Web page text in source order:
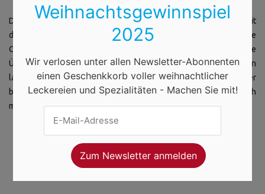
Die Adventszeit ist eine Zeit der Freude und des Gebens – und mit
dem Gewinnspiel-Adventskalender von GewinnArena haben Sie die
Chance, sich selbst oder anderen eine unvergessliche
Überraschung zu bereiten. Ob Sie ein neuer Besucher oder ein
langjähriger Fan des Gewinnspielportals sind, dieser Kalender
bietet Ihnen eine einzigartige Möglichkeit, Ihre Adventszeit noch
magischer zu gestalten.
Weihnachtsgewinnspiel
2025
Wir verlosen unter allen Newsletter-Abonnenten
einen Geschenkkorb voller weihnachtlicher
Leckereien und Spezialitäten - Machen Sie mit!